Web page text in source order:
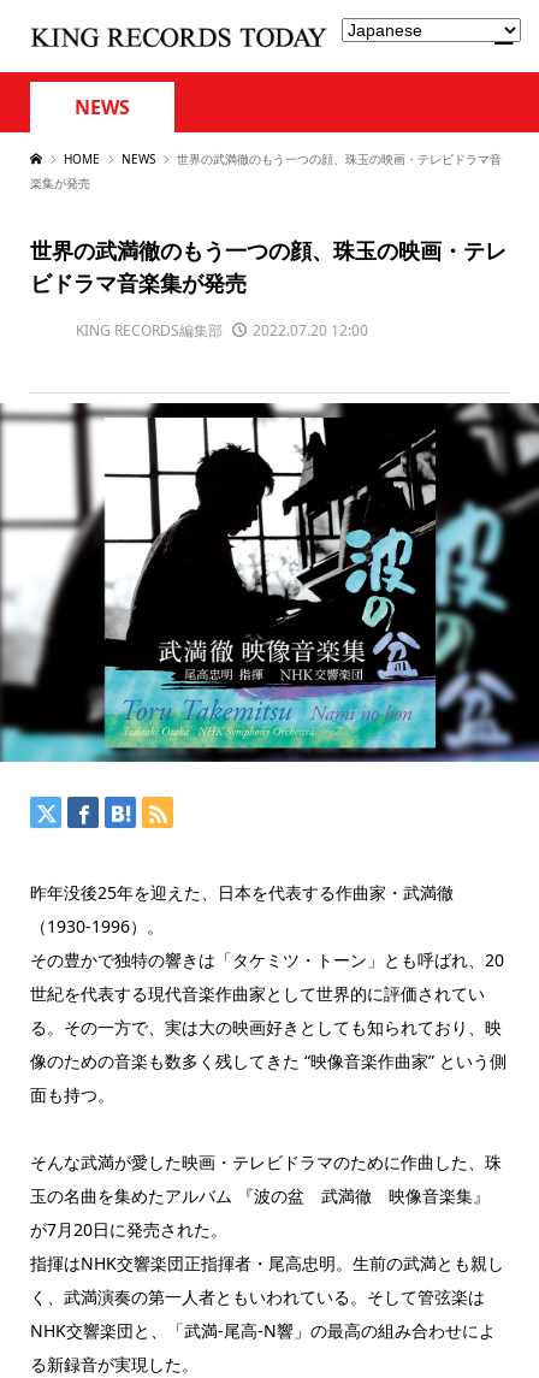
NEWS
HOME NEWS
世界の武満徹のもう一つの顔、珠玉の映画・テレビドラマ音
楽集が発売
世界の武満徹のもう一つの顔、珠玉の映画・テレ
ビドラマ音楽集が発売
KING RECORDS編集部 2022.07.20 12:00
昨年没後25年を迎えた、日本を代表する作曲家・武満徹
（1930-1996）。
その豊かで独特の響きは「タケミツ・トーン」とも呼ばれ、20
世紀を代表する現代音楽作曲家として世界的に評価されてい
る。その一方で、実は大の映画好きとしても知られており、映
像のための音楽も数多く残してきた “映像音楽作曲家” という側
面も持つ。
そんな武満が愛した映画・テレビドラマのために作曲した、珠
玉の名曲を集めたアルバム 『波の盆 武満徹 映像音楽集』
が7月20日に発売された。
指揮はNHK交響楽団正指揮者・尾高忠明。生前の武満とも親し
く、武満演奏の第一人者ともいわれている。そして管弦楽は
NHK交響楽団と、「武満-尾高-N響」の最高の組み合わせによ
る新録音が実現した。